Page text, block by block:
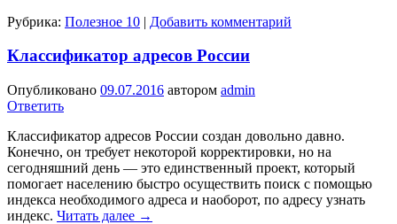
Рубрика: Полезное 10 | Добавить комментарий
Классификатор адресов России
Опубликовано 09.07.2016 автором admin
Ответить
Классификатор адресов России создан довольно давно.
Конечно, он требует некоторой корректировки, но на
сегодняшний день — это единственный проект, который
помогает населению быстро осуществить поиск с помощью
индекса необходимого адреса и наоборот, по адресу узнать
индекс. Читать далее →